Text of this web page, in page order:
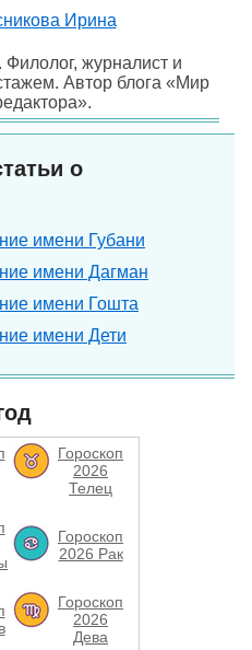
Ирина
Филолог, журналист и
Автор блога «Мир
о
имени Губани
имени Дагман
имени Гошта
имени Дети
Гороскоп
2026
Телец
Гороскоп
2026 Рак
Гороскоп
2026
Дева